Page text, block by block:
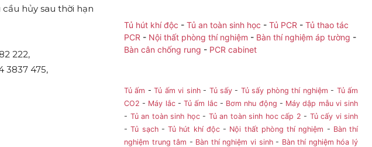
hủy sau thời hạn
222,
3837 475,
Tủ hút khí độc - Tủ an toàn sinh học - Tủ PCR - Tủ thao tác
PCR - Nội thất phòng thí nghiệm - Bàn thí nghiệm áp tường -
Bàn cân chống rung - PCR cabinet
Tủ ấm -Tủ ấm vi sinh- Tủ sấy - Tủ sấy phòng thí nghiệm - Tủ ấm
CO2 - Máy lắc-Tủ ấm lắc- Bơm nhu động - Máy dập mẫu vi sinh
- Tủ an toàn sinh học- Tủ an toàn sinh hoc cấp 2 - Tủ cấy vi sinh
-Tủ sạch- Tủ hút khí độc- Nội thất phòng thí nghiệm - Bàn thí
nghiệm trung tâm - Bàn thí nghiệm vi sinh- Bàn thí nghiệm hóa lý